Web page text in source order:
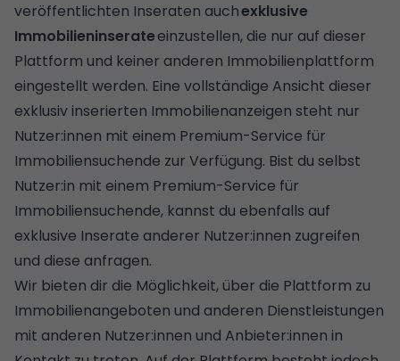
veröffentlichten Inseraten auchexklusive
Immobilieninserateeinzustellen, die nur auf dieser
Plattform und keiner anderen Immobilienplattform
eingestellt werden. Eine vollständige Ansicht dieser
exklusiv inserierten Immobilienanzeigen steht nur
Nutzer:innen mit einem Premium-Service für
Immobiliensuchende zur Verfügung. Bist du selbst
Nutzer:in mit einem Premium-Service für
Immobiliensuchende, kannst du ebenfalls auf
exklusive Inserate anderer Nutzer:innen zugreifen
und diese anfragen.
Wir bieten dir die Möglichkeit, über die Plattform zu
Immobilienangeboten und anderen Dienstleistungen
mit anderen Nutzer:innen und Anbieter:innen in